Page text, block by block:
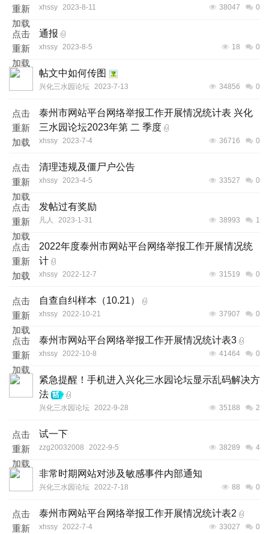
重新
加载
xhssy 2023-8-11 38047 0
点击
重新
加载
通报
xhssy 2023-8-5 18 0
帖文中如何传图
兴化三水园论坛 2023-7-13 34856 0
点击
重新
加载
泰州市网站平台网络举报工作开展情况统计表 兴化
三水园论坛2023年第 二 季度
xhssy 2023-7-4 36716 0
点击
重新
加载
清理违规及僵尸户公告
xhssy 2023-4-5 33527 0
点击
重新
加载
发帖过有奖励
凡人 2023-1-31 38993 1
点击
重新
加载
2022年度泰州市网站平台网络举报工作开展情况统
计
xhssy 2022-12-7 31519 0
点击
重新
加载
自查自纠样本（10.21）
xhssy 2022-10-21 37907 0
点击
重新
加载
泰州市网站平台网络举报工作开展情况统计表3
xhssy 2022-10-8 41464 0
紧急提醒！手机进入兴化三水园论坛显示乱码解决方
法
兴化三水园论坛 2022-9-28 35188 2
点击
重新
加载
试一下
zzg20032008 2022-9-5 38289 4
非常时期网站对涉及敏感事件内部通知
兴化三水园论坛 2022-7-18 88 0
点击
重新
泰州市网站平台网络举报工作开展情况统计表2
xhssy 2022-7-4 33027 0